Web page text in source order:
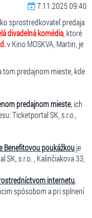
7.11.2025 09:40
sprostredkovateľ predaja
divadelná komédia , ktoré
v Kino MOSKVA, Martin, je
predajnom mieste, kde
predajnom mieste, ich
Ticketportal SK, s.r.o.,
Benefitovou poukážkouje
s.r.o. , Kalinčiakova 33,
internetu
spôsobom a pri splnení